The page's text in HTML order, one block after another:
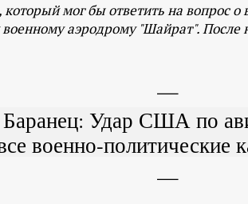
мог бы ответить на вопрос о
аэродрому "Шайрат". После
Удар США по
военно-политические